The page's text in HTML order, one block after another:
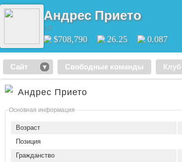
Андрес Прието
LD
$708,790 26.25 0.087
Сайт Свободные команды Клуб
Андрес Прието
Основная информация
Возраст
Позиция
Гражданство